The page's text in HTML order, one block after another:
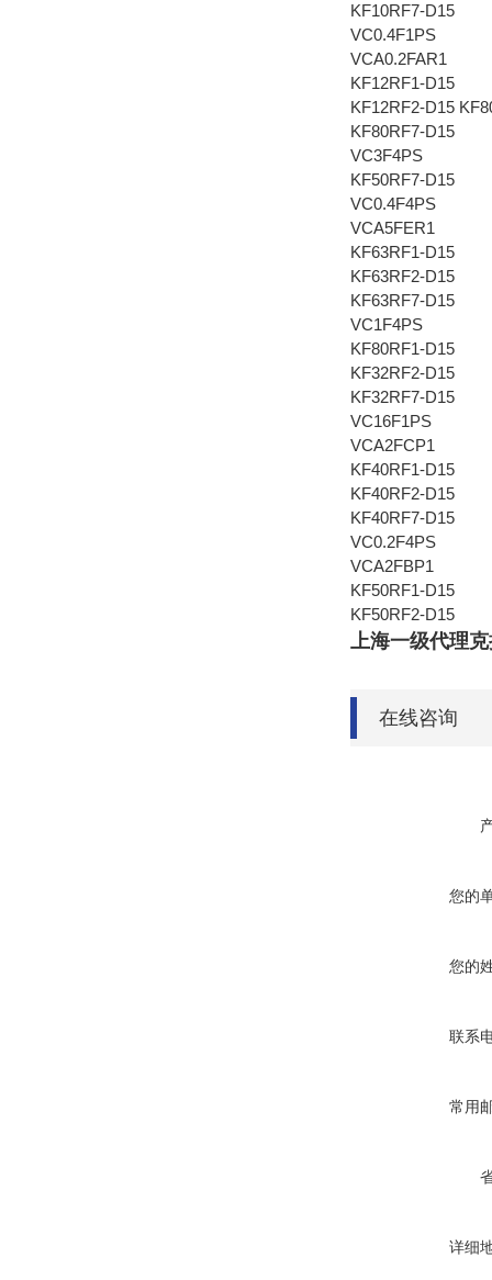
KF10RF7-D15
VC0.4F1PS
VCA0.2FAR1
KF12RF1-D15
KF12RF2-D15
KF80RF7-D15
VC3F4PS
KF50RF7-D15
VC0.4F4PS
VCA5FER1
KF63RF1-D15
KF63RF2-D15
KF63RF7-D15
VC1F4PS
KF80RF1-D15
KF32RF2-D15
KF32RF7-D15
VC16F1PS
VCA2FCP1
KF40RF1-D15
KF40RF2-D15
KF40RF7-D15
VC0.2F4PS
VCA2FBP1
KF50RF1-D15
KF50RF2-D15
上海一级代理
在线咨询
您的
您的
联系
常用
详细